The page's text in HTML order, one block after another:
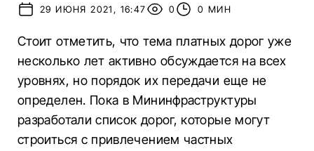
29 ИЮНЯ 2021, 16:47 0 0 МИН
Стоит отметить, что тема платных дорог уже
несколько лет активно обсуждается на всех
уровнях, но порядок их передачи еще не
определен. Пока в Мининфраструктуры
разработали список дорог, которые могут
строиться с привлечением частных